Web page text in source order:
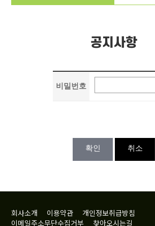
공지사항
비밀번호
확인 취소
회사소개 이용약관
개인정보취급방침
이메일주소무단수집거부
찾아오시는길